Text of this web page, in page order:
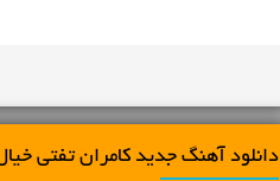
دانلود آهنگ جديد کامران تفتی